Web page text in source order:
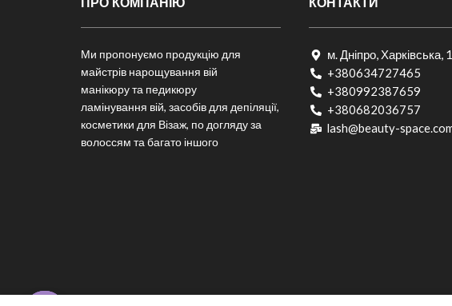
Ми пропонуємо продукцію для
майстрів нарощування вій
манікюру та педикюру
ламінування вій, засобів для депіляції,
косметики для Візаж, по догляду за
волоссям та багато іншого
м. Дніпро, Харківська,
+380634727465
+380992387659
+380682036757​
lash@beauty-